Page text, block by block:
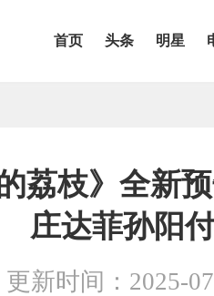
首页 头条 明星
荔枝》全新
庄达菲孙阳
更新时间：2025-